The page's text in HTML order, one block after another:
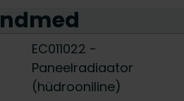
EC011022 -
Paneelradiaator
(hüdrooniline)